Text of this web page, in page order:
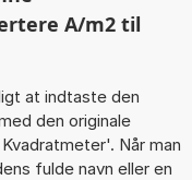
A/m2 til
at indtaste den
den originale
Når man
fulde navn eller en